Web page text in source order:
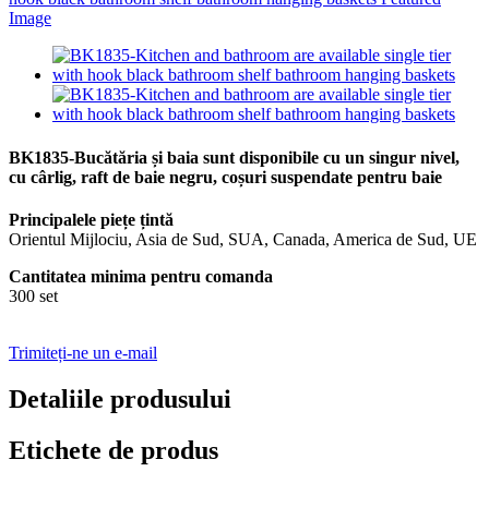
BK1835-Bucătăria și baia sunt disponibile cu un singur nivel,
cu cârlig, raft de baie negru, coșuri suspendate pentru baie
Principalele piețe țintă
Orientul Mijlociu, Asia de Sud, SUA, Canada, America de Sud, UE
Cantitatea minima pentru comanda
300 set
Trimiteți-ne un e-mail
Detaliile produsului
Etichete de produs